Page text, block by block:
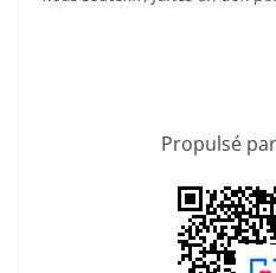
Propulsé par